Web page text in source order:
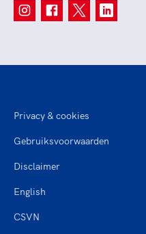
Privacy & cookies
Gebruiksvoorwaarden
Disclaimer
English
CSVN